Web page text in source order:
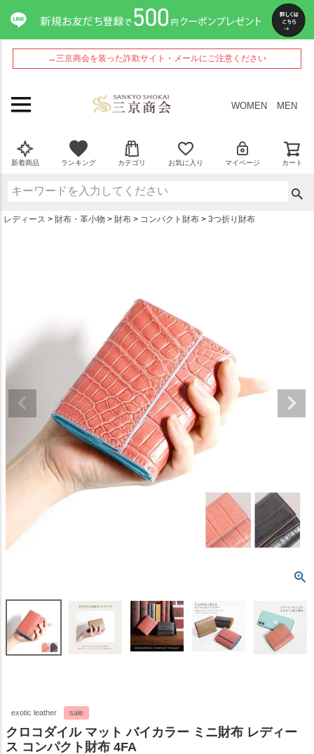
→三京商会を装った詐欺サイト・メールにご注意ください
WOMEN MEN
新着商品 ランキング カテゴリ お気に入り マイページ カート
レディース 財布・革小物 財布 コンパクト財布 3つ折り財布
exotic leather sale
クロコダイル マット バイカラー ミニ財布 レディー
ス コンパクト財布 4FA
ペー
ジト
ップ
へ